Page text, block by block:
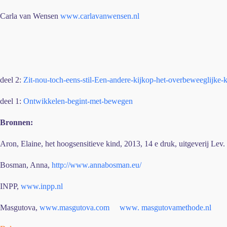
Carla van Wensen www.carlavanwensen.nl
deel 2: Zit-nou-toch-eens-stil-Een-andere-kijkop-het-overbeweeglijke-
deel 1: Ontwikkelen-begint-met-bewegen
Bronnen:
Aron, Elaine, het hoogsensitieve kind, 2013, 14 e druk, uitgeverij Lev.
Bosman, Anna, http://www.annabosman.eu/
INPP, www.inpp.nl
Masgutova, www.masgutova.com www. masgutovamethode.nl